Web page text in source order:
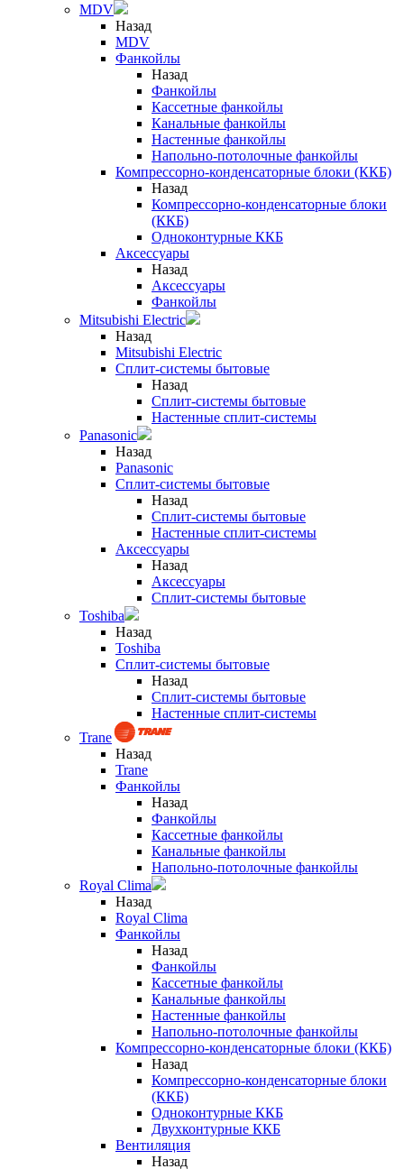
MDV
Назад
MDV
Фанкойлы
Назад
Фанкойлы
Кассетные фанкойлы
Канальные фанкойлы
Настенные фанкойлы
Напольно-потолочные фанкойлы
Компрессорно-конденсаторные блоки (ККБ)
Назад
Компрессорно-конденсаторные блоки
(ККБ)
Одноконтурные ККБ
Аксессуары
Назад
Аксессуары
Фанкойлы
Mitsubishi Electric
Назад
Mitsubishi Electric
Сплит-системы бытовые
Назад
Сплит-системы бытовые
Настенные сплит-системы
Panasonic
Назад
Panasonic
Сплит-системы бытовые
Назад
Сплит-системы бытовые
Настенные сплит-системы
Аксессуары
Назад
Аксессуары
Сплит-системы бытовые
Toshiba
Назад
Toshiba
Сплит-системы бытовые
Назад
Сплит-системы бытовые
Настенные сплит-системы
Trane
Назад
Trane
Фанкойлы
Назад
Фанкойлы
Кассетные фанкойлы
Канальные фанкойлы
Напольно-потолочные фанкойлы
Royal Clima
Назад
Royal Clima
Фанкойлы
Назад
Фанкойлы
Кассетные фанкойлы
Канальные фанкойлы
Настенные фанкойлы
Напольно-потолочные фанкойлы
Компрессорно-конденсаторные блоки (ККБ)
Назад
Компрессорно-конденсаторные блоки
(ККБ)
Одноконтурные ККБ
Двухконтурные ККБ
Вентиляция
Назад